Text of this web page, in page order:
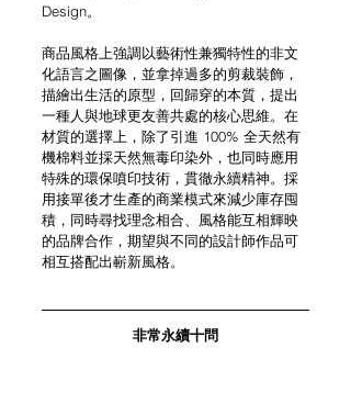
Design。
商品風格上強調以藝術性兼獨特性的非文
化語言之圖像，並拿掉過多的剪裁裝飾，
描繪出生活的原型，回歸穿的本質，提出
一種人與地球更友善共處的核心思維。在
材質的選擇上，除了引進 100% 全天然有
機棉料並採天然無毒印染外，也同時應用
特殊的環保噴印技術，貫徹永續精神。採
用接單後才生產的商業模式來減少庫存囤
積，同時尋找理念相合、風格能互相輝映
的品牌合作，期望與不同的設計師作品可
相互搭配出嶄新風格。
非常永續十問